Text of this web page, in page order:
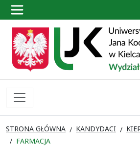
STRONA GŁÓWNA KANDYDACI
FARMACJA